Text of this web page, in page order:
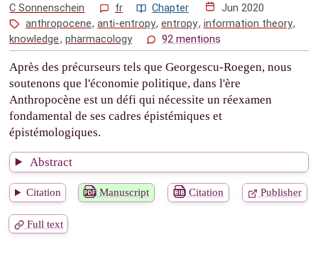
C Sonnenschein fr Chapter
Jun 2020
anthropocene,anti-entropy,entropy, information theory,
knowledge, pharmacology 92 mentions
Après des précurseurs tels que Georgescu-Roegen, nous
soutenons que l'économie politique, dans l'ère
Anthropocène est un défi qui nécessite un réexamen
fondamental de ses cadres épistémiques et
épistémologiques.
Abstract
Citation Manuscript Citation Publisher
Full text